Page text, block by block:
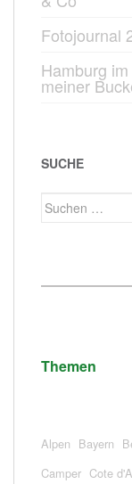
Fotojournal
Hamburg
meiner
SUCHE
Suchen
Themen
Alpen Bayern
Camper Cote